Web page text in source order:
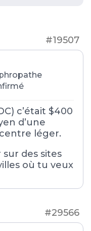
#19507
c’était $400
d’une
léger.
sur des sites
où tu veux
#29566